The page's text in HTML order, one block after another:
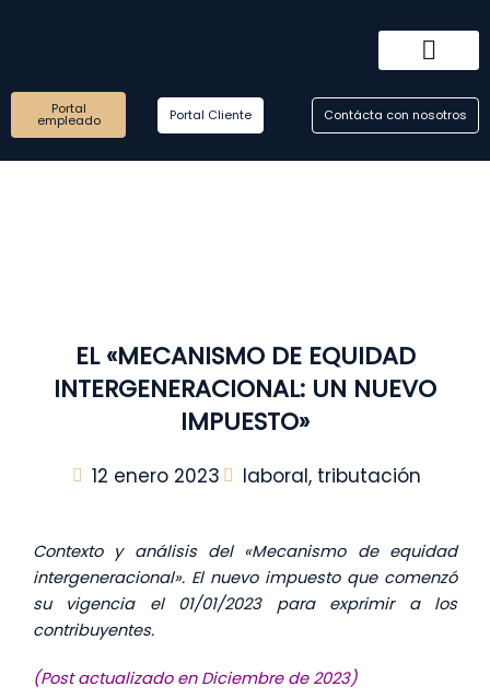
Portal
empleado Portal Cliente Contácta con nosotros
EL «MECANISMO DE EQUIDAD
INTERGENERACIONAL: UN NUEVO
IMPUESTO»
12 enero 2023 laboral, tributación
Contexto y análisis del «Mecanismo de equidad
intergeneracional». El nuevo impuesto que comenzó
su vigencia el 01/01/2023 para exprimir a los
contribuyentes.
(Post actualizado en Diciembre de 2023)